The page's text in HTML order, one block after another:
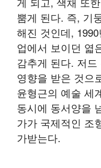
뿜게 된다. 즉, 기
해진 것인데,
업에서 보이던 엷
감추게 된다. 저
영향을 받은 것으
윤형근의 예술 세
동시에 동서양을
가가 국제적인 조
가받는다.